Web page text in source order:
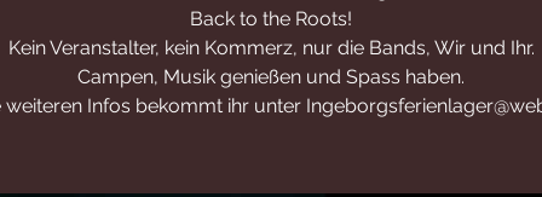
Back to the Roots!
Kein Veranstalter, kein Kommerz, nur die Bands, Wir und Ihr.
Campen, Musik genießen und Spass haben.
weiteren Infos bekommt ihr unter